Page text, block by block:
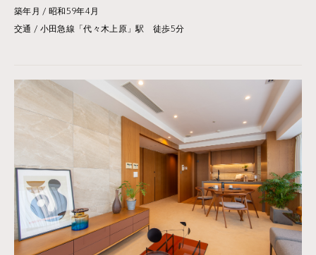
築年月 / 昭和59年4月
交通 / 小田急線「代々木上原」駅 徒歩5分